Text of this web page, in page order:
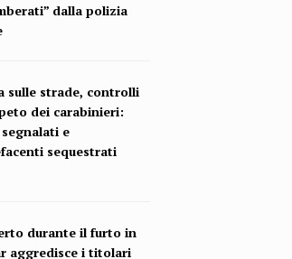
dalla polizia
sulle strade, controlli
dei carabinieri:
e
sequestrati
durante il furto in
aggredisce i titolari